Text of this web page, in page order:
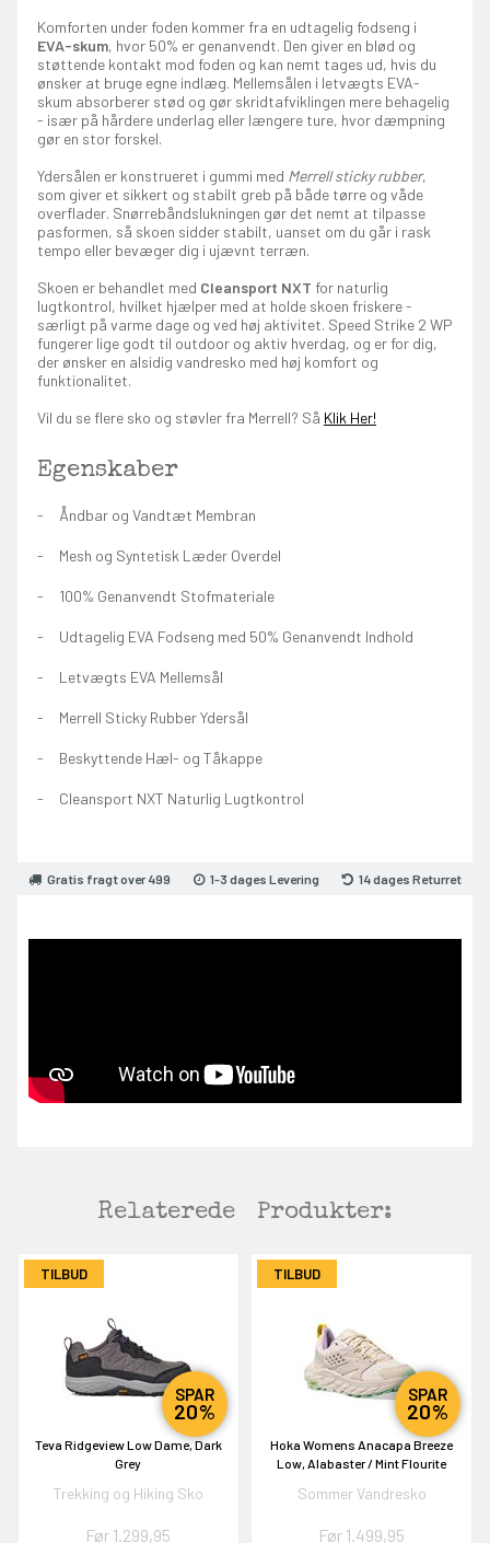
Komforten under foden kommer fra en udtagelig fodseng i
EVA-skum, hvor 50% er genanvendt. Den giver en blød og
støttende kontakt mod foden og kan nemt tages ud, hvis du
ønsker at bruge egne indlæg. Mellemsålen i letvægts EVA-
skum absorberer stød og gør skridtafviklingen mere behagelig
- især på hårdere underlag eller længere ture, hvor dæmpning
gør en stor forskel.
Ydersålen er konstrueret i gummi med Merrell sticky rubber,
som giver et sikkert og stabilt greb på både tørre og våde
overflader. Snørrebåndslukningen gør det nemt at tilpasse
pasformen, så skoen sidder stabilt, uanset om du går i rask
tempo eller bevæger dig i ujævnt terræn.
Skoen er behandlet med Cleansport NXT for naturlig
lugtkontrol, hvilket hjælper med at holde skoen friskere -
særligt på varme dage og ved høj aktivitet. Speed Strike 2 WP
fungerer lige godt til outdoor og aktiv hverdag, og er for dig,
der ønsker en alsidig vandresko med høj komfort og
funktionalitet.
Vil du se flere sko og støvler fra Merrell? Så Klik Her!
Egenskaber
Åndbar og Vandtæt Membran
Mesh og Syntetisk Læder Overdel
100% Genanvendt Stofmateriale
Udtagelig EVA Fodseng med 50% Genanvendt Indhold
Letvægts EVA Mellemsål
Merrell Sticky Rubber Ydersål
Beskyttende Hæl- og Tåkappe
Cleansport NXT Naturlig Lugtkontrol
Gratis fragt over 499 1-3 dages Levering 14 dages Returret
Relaterede Produkter:
TILBUD
SPAR
20%
Teva Ridgeview Low Dame, Dark
Grey
Trekking og Hiking Sko
Før 1.299,95
TILBUD
SPAR
20%
Hoka Womens Anacapa Breeze
Low, Alabaster / Mint Flourite
Sommer Vandresko
Før 1.499,95
PÅ
om et gavekort på
om måneden